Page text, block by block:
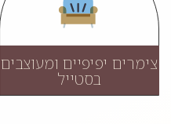
צימרים יפיפיים ומעוצבים
בסטייל